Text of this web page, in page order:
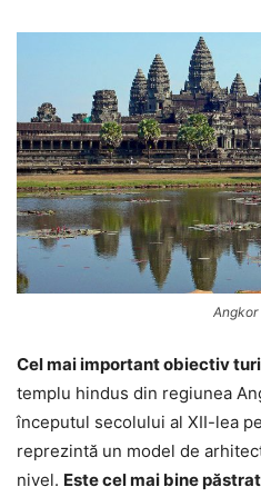
Angkor
Cel mai important obiectiv
templu hindus din regiunea
începutul secolului al XII-lea
reprezintă un model de
nivel. Este cel mai bine